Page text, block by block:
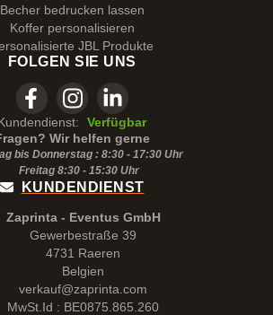
Becher bedrucken lassen
Koffer personalisieren
JBL Produkte
FOLGEN SIE UNS
Verfügbar
Wir helfen gerne
bis Donnerstag : 8:30 - 17:30 Uhr
Freitag 8:30 - 15:30Uhr
KUNDENDIENST
Zaprinta - Eventus GmbH
Gewerbestraße 39
4731 Raeren
Belgien
verkauf@zaprinta.com
MwSt.Id : BE0875.865.260